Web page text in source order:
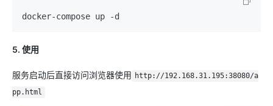
5. 使用
服务启动后直接访问浏览器使用 http://192.168.31.195:38080/a
pp.html